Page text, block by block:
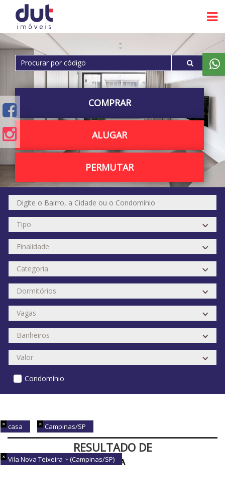
COMPRAR
ALUGAR
PERMUTAR
Condomínio
casa Campinas/SP
Vila Nova Teixeira ~ (Campinas/SP)
RESULTADO DE
BUSCA